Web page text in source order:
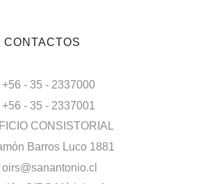
CONTACTOS
+56 - 35 - 2337000
+56 - 35 - 2337001
CONSISTORIAL
Barros Luco 1881
oirs@sanantonio.cl